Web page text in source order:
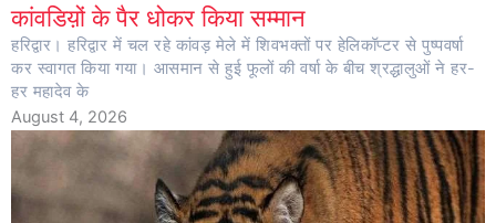
कांवडिय़ों के पैर धोकर किया सम्मान
हरिद्वार। हरिद्वार में चल रहे कांवड़ मेले में शिवभक्तों पर हेलिकॉप्टर से पुष्पवर्षा
कर स्वागत किया गया। आसमान से हुई फूलों की वर्षा के बीच श्रद्धालुओं ने हर-
हर महादेव के
August 4, 2026